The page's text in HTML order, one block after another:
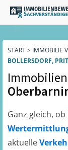
START> IMMOBILIE
BOLLERSDORF,
Ganz gleich, ob
aktuelle